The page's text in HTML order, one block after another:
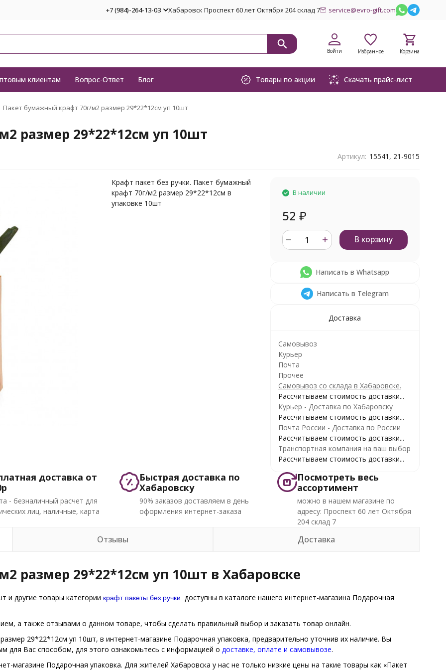
+7 (984)-264-13-03 Хабаровск Проспект 60 лет Октября 204 склад 7 service@evro-gift.com
Войти Избранное Корзина
клиентам Вопрос-Ответ Блог Товары по акции Скачать прайс-лист
Пакет бумажный крафт 70г/м2 размер 29*22*12см уп 10шт
размер 29*22*12см уп 10шт
Артикул: 15541, 21-9015
Крафт пакет без ручки. Пакет бумажный
крафт 70г/м2 размер 29*22*12см в
упаковке 10шт
В наличии
52 ₽
В корзину
Написать в Whatsapp
Написать в Telegram
Доставка
Самовывоз
Курьер
Почта
Прочее
Самовывоз со склада в Хабаровске.
Рассчитываем стоимость доставки...
Курьер - Доставка по Хабаровску
Рассчитываем стоимость доставки...
Почта России - Доставка по России
Рассчитываем стоимость доставки...
Транспортная компания на ваш выбор
Рассчитываем стоимость доставки...
доставка от
- безналичный расчет для
лиц, наличные, карта
Быстрая доставка по
Хабаровску
90% заказов доставляем в день
оформления интернет-заказа
Посмотреть весь
ассортимент
можно в нашем магазине по
адресу: Проспект 60 лет Октября
204 склад 7
Отзывы Доставка
размер 29*22*12см уп 10шт в Хабаровске
и другие товары категории крафт пакеты без ручки доступны в каталоге нашего интернет-магазина Подарочная
а также отзывами о данном товаре, чтобы сделать правильный выбор и заказать товар онлайн.
29*22*12см уп 10шт, в интернет-магазине Подарочная упаковка, предварительно уточнив их наличие. Вы
для Вас способом, для этого ознакомьтесь с информацией о доставке, оплате и самовывозе.
магазине Подарочная упаковка. Для жителей Хабаровска у нас не только низкие цены на такие товары как «Пакет